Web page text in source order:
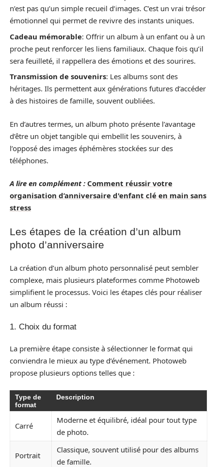
n’est pas qu’un simple recueil d’images. C’est un vrai trésor
émotionnel qui permet de revivre des instants uniques.
Cadeau mémorable: Offrir un album à un enfant ou à un
proche peut renforcer les liens familiaux. Chaque fois qu’il
sera feuilleté, il rappellera des émotions et des sourires.
Transmission de souvenirs: Les albums sont des
héritages. Ils permettent aux générations futures d’accéder
à des histoires de famille, souvent oubliées.
En d’autres termes, un album photo présente l’avantage
d’être un objet tangible qui embellit les souvenirs, à
l’opposé des images éphémères stockées sur des
téléphones.
A lire en complément : Comment réussir votre
organisation d’anniversaire d'enfant clé en main sans
stress
Les étapes de la création d’un album
photo d’anniversaire
La création d’un album photo personnalisé peut sembler
complexe, mais plusieurs plateformes comme Photoweb
simplifient le processus. Voici les étapes clés pour réaliser
un album réussi :
1. Choix du format
La première étape consiste à sélectionner le format qui
conviendra le mieux au type d’événement. Photoweb
propose plusieurs options telles que :
Type de
format
Description
Carré
Moderne et équilibré, idéal pour tout type
de photo.
Portrait
Classique, souvent utilisé pour des albums
de famille.